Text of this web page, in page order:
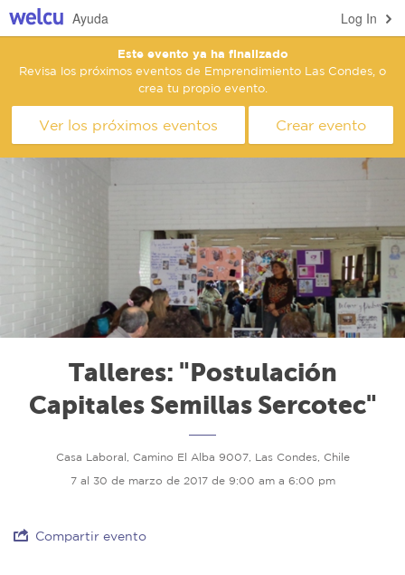
Log In
Ayuda
Este evento ya ha finalizado
Revisa los próximos eventos de Emprendimiento Las Condes, o
crea tu propio evento.
Ver los próximos eventos Crear evento
Talleres: "Postulación
Capitales Semillas Sercotec"
Casa Laboral, Camino El Alba 9007, Las Condes, Chile
7 al 30 de marzo de 2017 de 9:00 am a 6:00 pm
Compartir evento